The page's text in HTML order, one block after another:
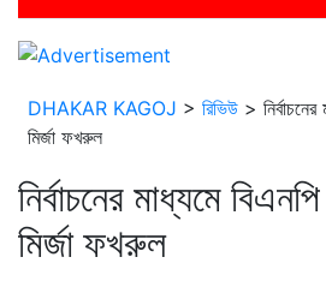
DHAKAR KAGOJ > রিভিউ >
মির্জা ফখরুল
নির্বাচনের মাধ্যমে
মির্জা ফখরুল